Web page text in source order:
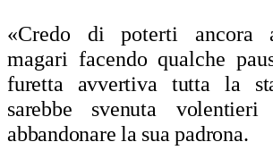
«Credo di poterti ancora
magari facendo qualche
furetta avvertiva tutta la
sarebbe svenuta
abbandonare la sua padrona.